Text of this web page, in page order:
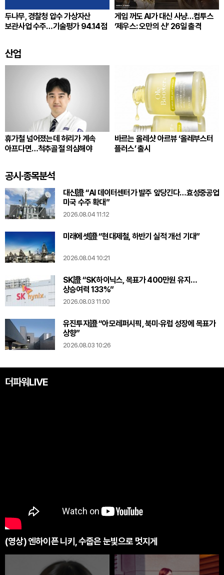
두나무, 경찰청 압수 가상자산
보관사업 수주…기술평가 94.14점
게임 꺼도 AI가 대신 사냥…컴투스
‘제우스: 오만의 신’ 26일 출격
산업
휴가철 넘어졌는데 허리가 계속
아프다면…척추골절 의심해야
바르는 올레샷 아르뷰 ‘올레부스터
플러스’ 출시
공시·종목분석
대신證 “AI 데이터센터가 발주 앞당긴다…효성중공업
미국 수주 확대”
2026.08.04 11:12
미래에셋證 “현대제철, 하반기 실적 개선 기대”
2026.08.04 10:21
SK證 “SK하이닉스, 목표가 400만원 유지…
상승여력 133%”
2026.08.03 11:00
유진투자證 “아모레퍼시픽, 북미·유럽 성장에 목표가
상향”
2026.08.03 10:26
더파워LIVE
(영상) 엔하이픈 니키, 수줍은 눈빛으로 멋지게